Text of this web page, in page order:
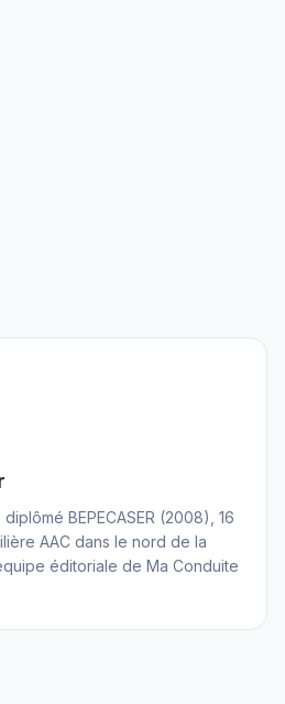
BEPECASER (2008), 16
AAC dans le nord de la
éditoriale de Ma Conduite